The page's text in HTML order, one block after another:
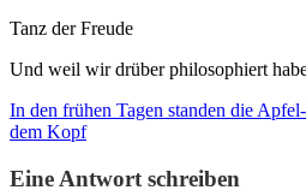
Tanz der Freude
Und weil wir drüber philosophiert
In den frühen Tagen standen die
dem Kopf
Eine Antwort schreiben